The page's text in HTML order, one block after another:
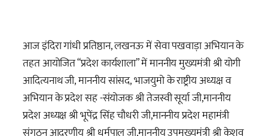
आज इंदिरा गांधी प्रतिष्ठान, लखनऊ में सेवा पखवाड़ा अभियान के
तहत आयोजित “प्रदेश कार्यशाला” में माननीय मुख्यमंत्री श्री योगी
आदित्यनाथ जी, माननीय सांसद, भाजयुमो केराष्ट्रीय अध्यक्ष व
अभियान के प्रदेश सह -संयोजक श्री तेजस्वी सूर्या जी,माननीय
प्रदेश अध्यक्ष श्री भूपेंद्र सिंह चौधरी जी,माननीय प्रदेश महामंत्री